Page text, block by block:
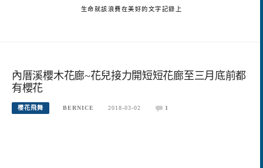
生命就該浪費在美好的文字記錄上
內厝溪櫻木花廊~花兒接力開短短花廊至三月底前都
有櫻花
櫻花飛舞 BERNICE 2018-03-02 1